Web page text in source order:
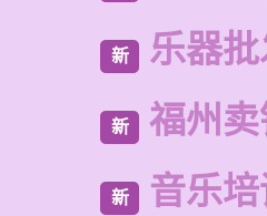
新 乐器批
新 福州
新 音乐